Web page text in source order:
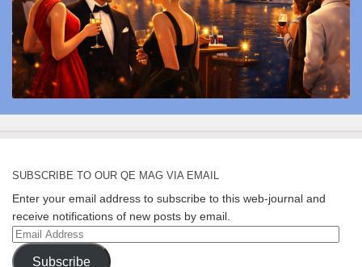
SUBSCRIBE TO OUR QE MAG VIA EMAIL
Enter your email address to subscribe to this web-journal and
receive notifications of new posts by email.
Email
Address
Subscribe